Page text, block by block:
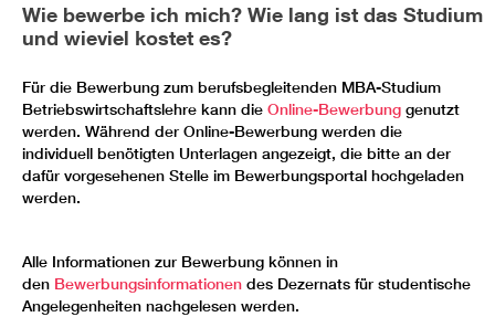
Wie bewerbe ich mich? Wie lang ist das Studium
und wieviel kostet es?
Für die Bewerbung zum berufsbegleitenden MBA-Studium
Betriebswirtschaftslehre kann die Online-Bewerbung genutzt
werden. Während der Online-Bewerbung werden die
individuell benötigten Unterlagen angezeigt, die bitte an der
dafür vorgesehenen Stelle im Bewerbungsportal hochgeladen
werden.
Alle Informationen zur Bewerbung können in
den Bewerbungsinformationen des Dezernats für studentische
Angelegenheiten nachgelesen werden.